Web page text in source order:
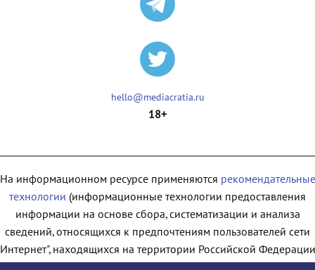
hello@mediacratia.ru
18+
На информационном ресурсе применяются рекомендательные
технологии (информационные технологии предоставления
информации на основе сбора, систематизации и анализа
сведений, относящихся к предпочтениям пользователей сети
находящихся на территории Российской